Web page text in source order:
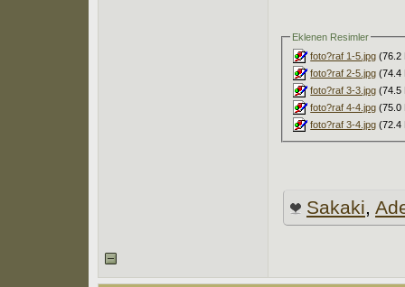
Eklenen Resimler
foto?raf 1-5.jpg (76.2
foto?raf 2-5.jpg (74.4
foto?raf 3-3.jpg (74.5
foto?raf 4-4.jpg (75.0
foto?raf 3-4.jpg (72.4
Sakaki,